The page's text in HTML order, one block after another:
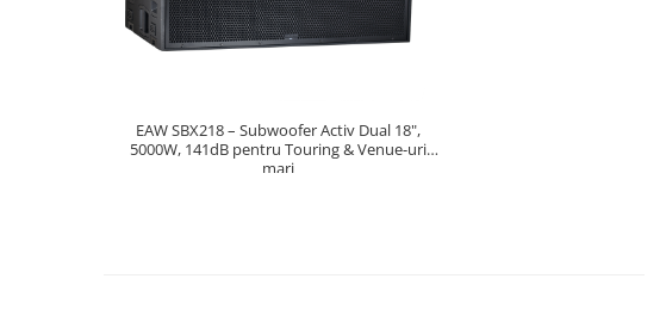
EAW SBX218 – Subwoofer Activ Dual 18",
5000W, 141dB pentru Touring & Venue-uri
mari